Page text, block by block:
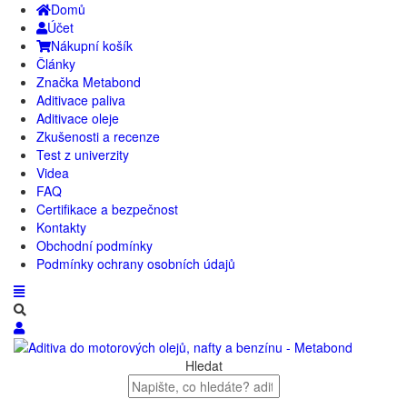
Domů
Účet
Nákupní košík
Články
Značka Metabond
Aditivace paliva
Aditivace oleje
Zkušenosti a recenze
Test z univerzity
Videa
FAQ
Certifikace a bezpečnost
Kontakty
Obchodní podmínky
Podmínky ochrany osobních údajů
Hledat